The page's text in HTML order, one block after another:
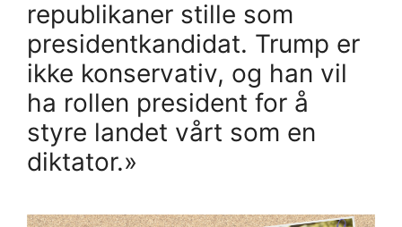
republikaner stille som
presidentkandidat. Trump er
ikke konservativ, og han vil
ha rollen president for å
styre landet vårt som en
diktator.»